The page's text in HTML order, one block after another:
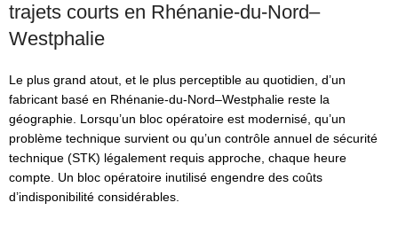
trajets courts en Rhénanie-du-Nord–
Westphalie
Le plus grand atout, et le plus perceptible au quotidien, d’un
fabricant basé en Rhénanie-du-Nord–Westphalie reste la
géographie. Lorsqu’un bloc opératoire est modernisé, qu’un
problème technique survient ou qu’un contrôle annuel de sécurité
technique (STK) légalement requis approche, chaque heure
compte. Un bloc opératoire inutilisé engendre des coûts
d’indisponibilité considérables.